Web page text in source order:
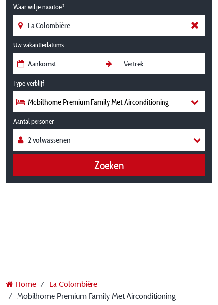
Waar wil je naartoe?
Uw vakantiedatums
Type verblijf
Mobilhome Premium Family Met Airconditioning
Aantal personen
Zoeken
Home
La Colombière
Mobilhome Premium Family Met Airconditioning